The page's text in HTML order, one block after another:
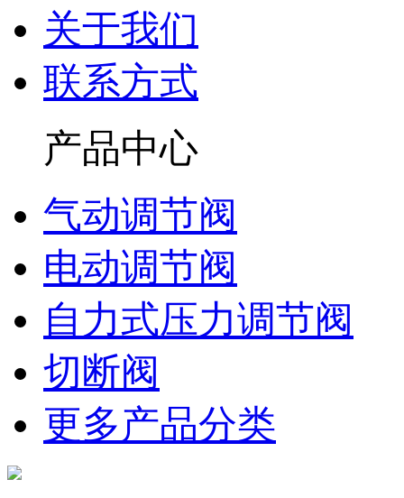
关于我们
联系方式
产品中心
气动调节阀
电动调节阀
自力式压力调节阀
切断阀
更多产品分类